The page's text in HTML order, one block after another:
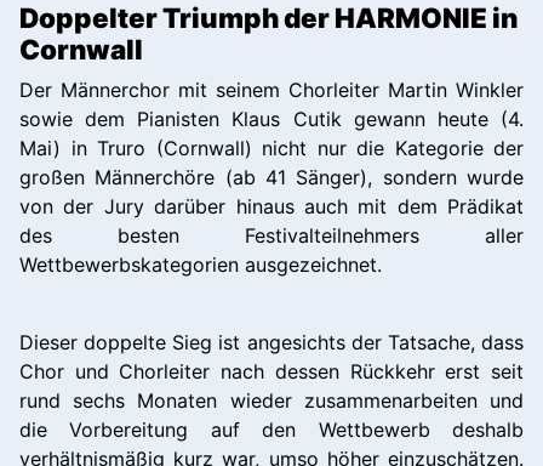
Doppelter Triumph der HARMONIE in
Cornwall
Der Männerchor mit seinem Chorleiter Martin Winkler
sowie dem Pianisten Klaus Cutik gewann heute (4.
Mai) in Truro (Cornwall) nicht nur die Kategorie der
großen Männerchöre (ab 41 Sänger), sondern wurde
von der Jury darüber hinaus auch mit dem Prädikat
des besten Festivalteilnehmers aller
Wettbewerbskategorien ausgezeichnet.
Dieser doppelte Sieg ist angesichts der Tatsache, dass
Chor und Chorleiter nach dessen Rückkehr erst seit
rund sechs Monaten wieder zusammenarbeiten und
die Vorbereitung auf den Wettbewerb deshalb
verhältnismäßig kurz war, umso höher einzuschätzen.